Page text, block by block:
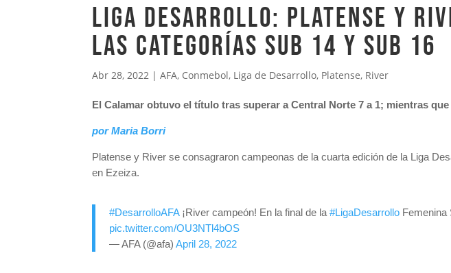
Liga Desarrollo: Platense y
las categorías Sub 14 y Sub 16
Abr 28, 2022 |AFA, Conmebol, Liga de Desarrollo, Platense, River
El Calamar obtuvo el título tras superar a Central Norte 7 a 1; mientras
por Maria Borri
Platense y River se consagraron campeonas de la cuarta edición de la Liga
en Ezeiza.
#DesarrolloAFA¡River campeón! En la final de la#LigaDesarrollo Femenina
pic.twitter.com/OU3NTl4bOS
— AFA (@afa)April 28, 2022